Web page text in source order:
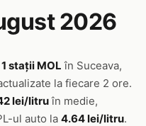
2026
1 stații MOL în Suceava,
la fiecare 2 ore.
lei/litruîn medie,
ul auto la 4.64 lei/litru.